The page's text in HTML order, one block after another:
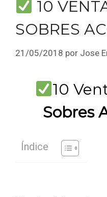
10
SOBRES
21/05/2018 por Jose
10
Sobres
Índice